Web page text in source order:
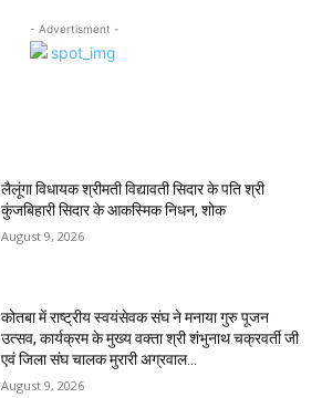
- Advertisment -
लैलूंगा विधायक श्रीमती विद्यावती सिदार के पति श्री
कुंजबिहारी सिदार के आकस्मिक निधन, शोक
August 9, 2026
कोतबा में राष्ट्रीय स्वयंसेवक संघ ने मनाया गुरु पूजन
उत्सव, कार्यक्रम के मुख्य वक्ता श्री शंभुनाथ चक्रवर्ती जी
एवं जिला संघ चालक मुरारी अग्रवाल...
August 9, 2026